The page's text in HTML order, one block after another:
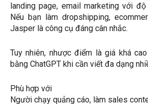
landing page, email marketing với độ
Nếu bạn làm dropshipping,
Jasper là công cụ đáng cân nhắc.
Tuy nhiên, nhược điểm là giá khá
bằng ChatGPT khi cần viết đa dạng
Phù hợp với
Người chạy quảng cáo, làm sales